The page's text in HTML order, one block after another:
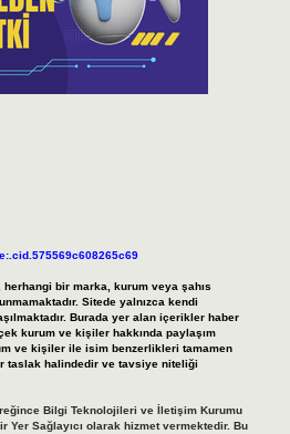
herhangi bir marka, kurum veya şahıs
Sitede yalnızca kendi
Burada yer alan içerikler haber
kurum ve kişiler hakkında paylaşım
ve kişiler ile isim benzerlikleri tamamen
taslak halindedir ve tavsiye niteliği
Bilgi Teknolojileri ve İletişim Kurumu
Yer Sağlayıcı olarak hizmet vermektedir. Bu